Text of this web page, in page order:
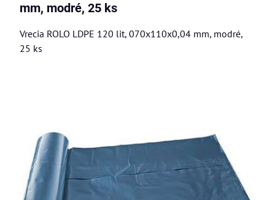
mm, modré, 25 ks
Vrecia ROLO LDPE 120 lit, 070x110x0,04 mm, modré,
25 ks